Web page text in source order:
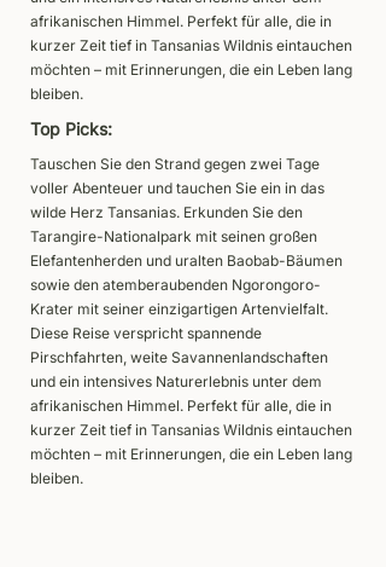
afrikanischen Himmel. Perfekt für alle, die in
kurzer Zeit tief in Tansanias Wildnis eintauchen
möchten – mit Erinnerungen, die ein Leben lang
bleiben.
Top Picks:
Tauschen Sie den Strand gegen zwei Tage
voller Abenteuer und tauchen Sie ein in das
wilde Herz Tansanias. Erkunden Sie den
Tarangire-Nationalpark mit seinen großen
Elefantenherden und uralten Baobab-Bäumen
sowie den atemberaubenden Ngorongoro-
Krater mit seiner einzigartigen Artenvielfalt.
Diese Reise verspricht spannende
Pirschfahrten, weite Savannenlandschaften
und ein intensives Naturerlebnis unter dem
afrikanischen Himmel. Perfekt für alle, die in
kurzer Zeit tief in Tansanias Wildnis eintauchen
möchten – mit Erinnerungen, die ein Leben lang
bleiben.